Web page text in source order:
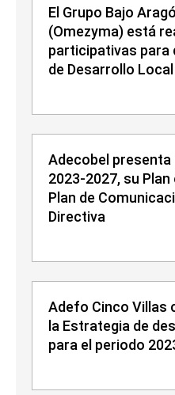
El Grupo Bajo
(Omezyma) está
participativas para
de Desarrollo
Adecobel
2023-2027, su Plan
Plan de
Directiva
Adefo Cinco Villas
la Estrategia de
para el periodo